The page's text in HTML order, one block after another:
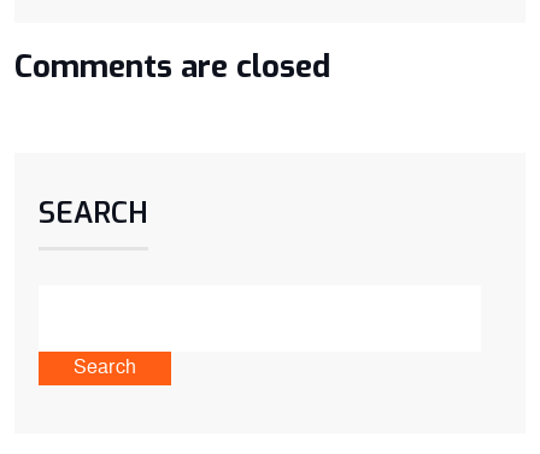
Comments are closed
SEARCH
Search